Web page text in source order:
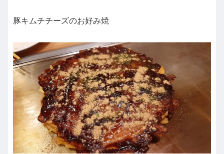
豚キムチチーズのお好み焼